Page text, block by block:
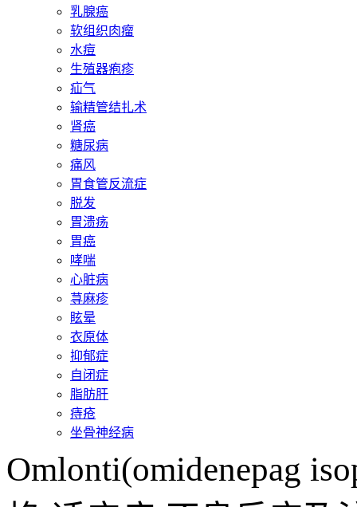
乳腺癌
软组织肉瘤
水痘
生殖器疱疹
疝气
输精管结扎术
肾癌
糖尿病
痛风
胃食管反流症
脱发
胃溃疡
胃癌
哮喘
心脏病
荨麻疹
眩晕
衣原体
抑郁症
自闭症
脂肪肝
痔疮
坐骨神经病
Omlonti(omidenepag